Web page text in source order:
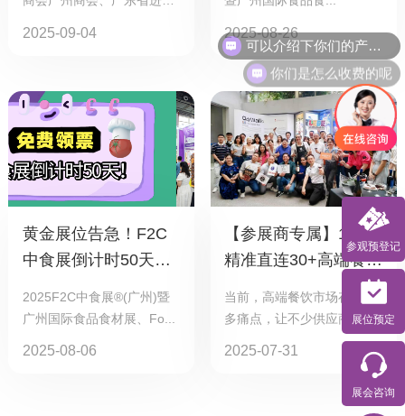
2025-09-04 2025-08-26
黄金展位告急！F2C
中食展倒计时50天！
参观预登记领取多重
大奖！
2025F2C中食展®(广州)暨
广州国际食品食材展、Fo...
2025-08-06
【参展商专属】1V1
精准直连30+高端餐饮
决策者！大湾区国际
精选餐酒融合节邀您
当前，高端餐饮市场存在诸
多痛点，让不少供应商望而
2025-07-31
参观预登记
展位预定
展会咨询
你们是怎么收费的呢